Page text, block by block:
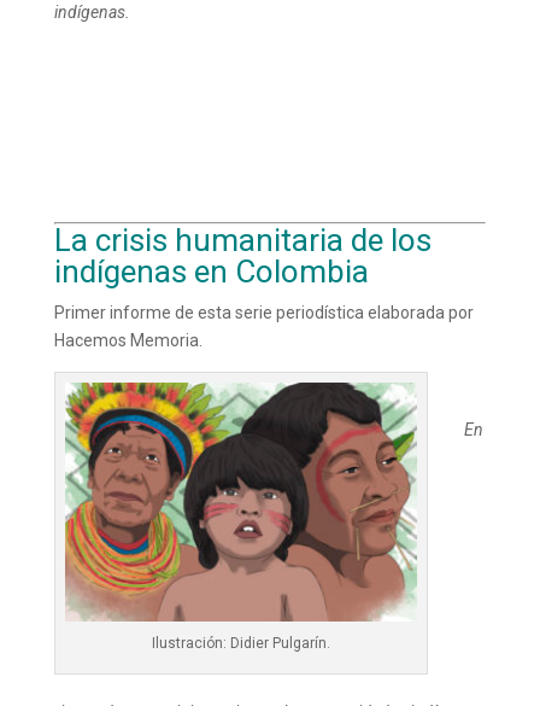
indígenas.
La crisis humanitaria de los
indígenas en Colombia
Primer informe de esta serie periodística elaborada por
Hacemos Memoria.
Ilustración: Didier Pulgarín.
En